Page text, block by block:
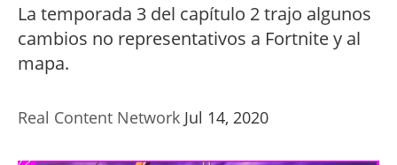
La temporada 3 del capítulo 2 trajo algunos
cambios no representativos a Fortnite y al
mapa.
Real Content Network Jul 14, 2020